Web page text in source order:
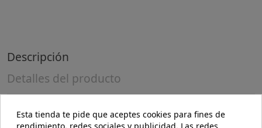
Descripción
Detalles del producto
Composición:
Esta tienda te pide que aceptes cookies para fines de
rendimiento, redes sociales y publicidad. Las redes